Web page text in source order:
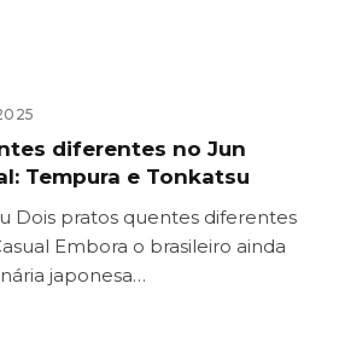
diferentes no Jun
Tempura e Tonkatsu
Dois pratos quentes diferentes
Embora o brasileiro ainda
japonesa…